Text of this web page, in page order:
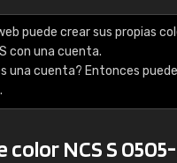
puede crear sus propias
con una cuenta.
una cuenta? Entonces
color NCS S